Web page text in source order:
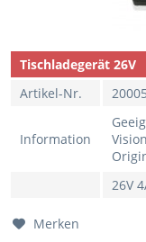
Tischladegerät 26V
Artikel-Nr.
Information
26V
Merken